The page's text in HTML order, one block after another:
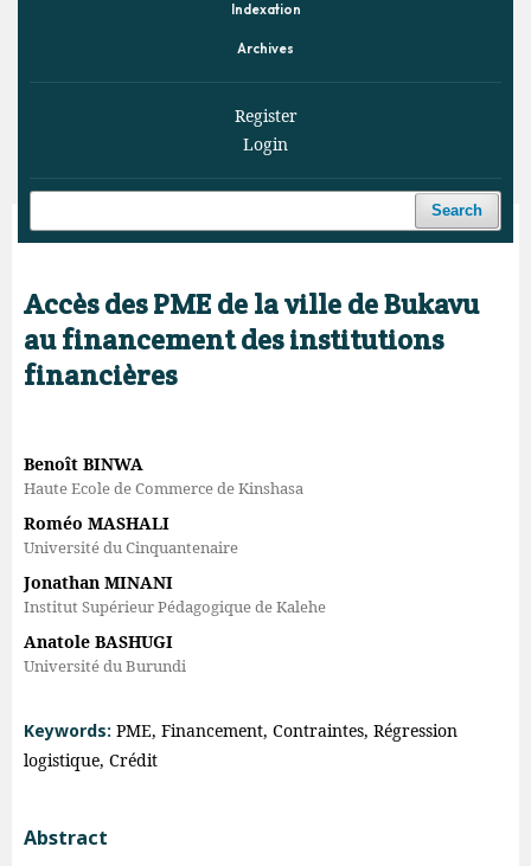
Indexation
Archives
Register
Login
Search
Home / Archives / Vol. 8 No. 1 (2025) / Articles
Accès des PME de la ville de Bukavu
au financement des institutions
financières
Benoît BINWA
Haute Ecole de Commerce de Kinshasa
Roméo MASHALI
Université du Cinquantenaire
Jonathan MINANI
Institut Supérieur Pédagogique de Kalehe
Anatole BASHUGI
Université du Burundi
Keywords: PME, Financement, Contraintes, Régression
logistique, Crédit
Abstract